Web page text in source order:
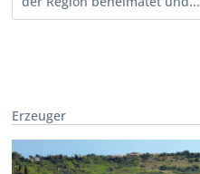
Erzeuger